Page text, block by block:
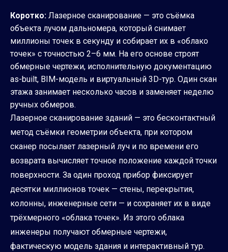
Коротко: Лазерное сканирование — это съёмка
объекта лучом дальномера, который снимает
миллионы точек в секунду и собирает их в «облако
точек» с точностью 2–6 мм. На его основе строят
обмерные чертежи, исполнительную документацию
as-built, BIM-модель и виртуальный 3D-тур. Один скан
этажа занимает несколько часов и заменяет неделю
ручных обмеров.
Лазерное сканирование зданий — это бесконтактный
метод съёмки геометрии объекта, при котором
сканер посылает лазерный луч и по времени его
возврата вычисляет точное положение каждой точки
поверхности. За один проход прибор фиксирует
десятки миллионов точек — стены, перекрытия,
колонны, инженерные сети — и сохраняет их в виде
трёхмерного «облака точек». Из этого облака
инженеры получают обмерные чертежи,
фактическую модель здания и интерактивный тур.